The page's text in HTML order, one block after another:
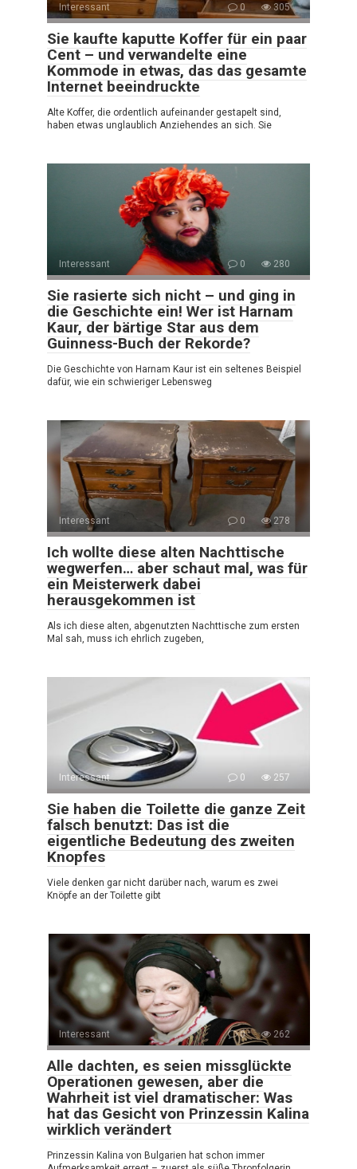
Interessant 0 305
Sie kaufte kaputte Koffer für ein paar
Cent – und verwandelte eine
Kommode in etwas, das das gesamte
Internet beeindruckte
Alte Koffer, die ordentlich aufeinander gestapelt sind,
haben etwas unglaublich Anziehendes an sich. Sie
Interessant 0 280
Sie rasierte sich nicht – und ging in
die Geschichte ein! Wer ist Harnam
Kaur, der bärtige Star aus dem
Guinness-Buch der Rekorde?
Die Geschichte von Harnam Kaur ist ein seltenes Beispiel
dafür, wie ein schwieriger Lebensweg
Interessant 0 278
Ich wollte diese alten Nachttische
wegwerfen… aber schaut mal, was für
ein Meisterwerk dabei
herausgekommen ist
Als ich diese alten, abgenutzten Nachttische zum ersten
Mal sah, muss ich ehrlich zugeben,
Interessant 0 257
Sie haben die Toilette die ganze Zeit
falsch benutzt: Das ist die
eigentliche Bedeutung des zweiten
Knopfes
Viele denken gar nicht darüber nach, warum es zwei
Knöpfe an der Toilette gibt
Interessant 0 262
Alle dachten, es seien missglückte
Operationen gewesen, aber die
Wahrheit ist viel dramatischer: Was
hat das Gesicht von Prinzessin Kalina
wirklich verändert
Prinzessin Kalina von Bulgarien hat schon immer